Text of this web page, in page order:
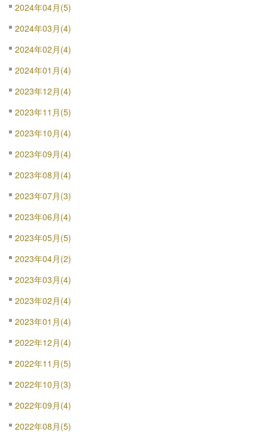
2024年04月(5)
2024年03月(4)
2024年02月(4)
2024年01月(4)
2023年12月(4)
2023年11月(5)
2023年10月(4)
2023年09月(4)
2023年08月(4)
2023年07月(3)
2023年06月(4)
2023年05月(5)
2023年04月(2)
2023年03月(4)
2023年02月(4)
2023年01月(4)
2022年12月(4)
2022年11月(5)
2022年10月(3)
2022年09月(4)
2022年08月(5)